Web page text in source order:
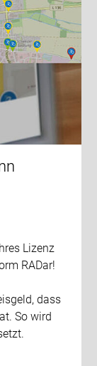
Lizenz
RADar!
dass
So wird